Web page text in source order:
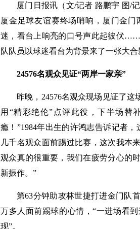
厦门日报讯（文/记者 路鹏宇 图/
厦金足球友谊赛终场哨响，厦门金
迷，看台上响亮的口号声此起彼伏
队队员以球迷看台为背景来了一张大
24576名观众见证“两岸一家亲”
昨晚，24576名观众现场见证了
用“精彩绝伦”点评此役，下半场替
瘾！”1984年出生的许鸿志告诉记者
几千名观众面前踢过比赛，这次我本
观众真的很重要，我们在疲劳分心的
新振作。”
第63分钟助攻林世捷打进金门队
万多人面前踢球的心情，“一进场看
现”。